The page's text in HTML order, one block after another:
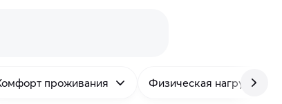
проживания Физическая нагрузка